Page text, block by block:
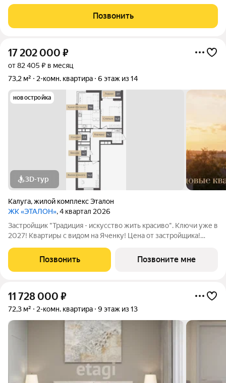
кирпичной облицовкой, построенном в 2019 году. Дом
отличается высокой
Позвонить
17 202 000 ₽
от 82 405 ₽ в месяц
73,2 м²
2-комн. квартира 6 этаж из 14
новостройка
3D-тур
Калуга,жилой комплекс Эталон
ЖК «ЭТАЛОН», 4 квартал 2026
Застройщик "Традиция - искусство жить красиво". Ключи уже в
2027! Квартиры с видом на Яченку! Цена от застройщика!
программы покупки: -Семейная ипотека с платежами от 25
тыс/руб (для однушек), от 35
Позвонить Позвоните мне
11 728 000 ₽
72,3 м² 2-комн. квартира 9 этаж из 13